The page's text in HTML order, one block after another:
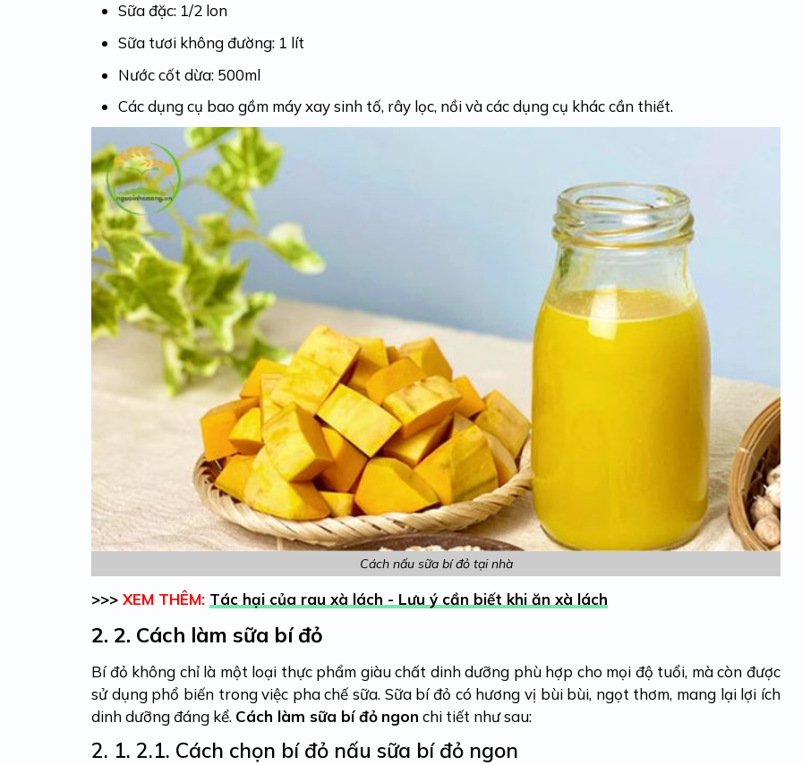
Sữa đặc: 1/2 lon
Sữa tươi không đường: 1 lít
Nước cốt dừa: 500ml
Các dụng cụ bao gồm máy xay sinh tố, rây lọc, nồi và các dụng cụ khác cần thiết.
Cách nấu sữa bí đỏ tại nhà
>>> XEM THÊM: Tác hại của rau xà lách - Lưu ý cần biết khi ăn xà lách
2. 2. Cách làm sữa bí đỏ
Bí đỏ không chỉ là một loại thực phẩm giàu chất dinh dưỡng phù hợp cho mọi độ tuổi, mà còn được
sử dụng phổ biến trong việc pha chế sữa. Sữa bí đỏ có hương vị bùi bùi, ngọt thơm, mang lại lợi ích
dinh dưỡng đáng kể. Cách làm sữa bí đỏ ngon chi tiết như sau:
2. 1. 2.1. Cách chọn bí đỏ nấu sữa bí đỏ ngon